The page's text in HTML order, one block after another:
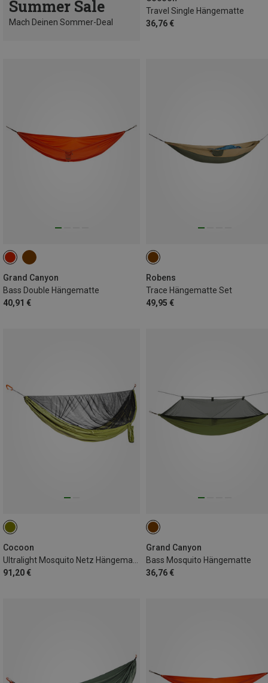
Summer Sale
Mach Deinen Sommer-Deal
Travel Single Hängematte
36,76 €
Grand Canyon
Bass Double Hängematte
40,91 €
Robens
Trace Hängematte Set
49,95 €
Cocoon
Ultralight Mosquito Netz Hängematte
91,20 €
Grand Canyon
Bass Mosquito Hängematte
36,76 €